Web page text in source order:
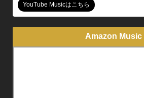
YouTube Musicはこちら
Amazon Music